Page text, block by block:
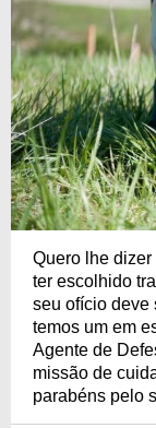
Quero lhe
ter escolhido
seu ofício deve
temos um em
Agente de
missão de
parabéns pelo